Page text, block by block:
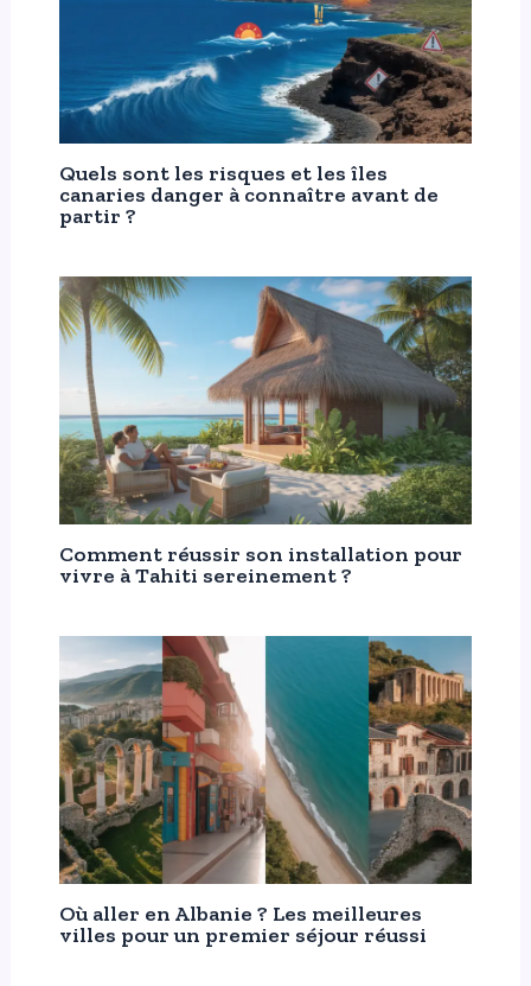
Quels sont les risques et les îles
canaries danger à connaître avant de
partir ?
Comment réussir son installation pour
vivre à Tahiti sereinement ?
Où aller en Albanie ? Les meilleures
villes pour un premier séjour réussi